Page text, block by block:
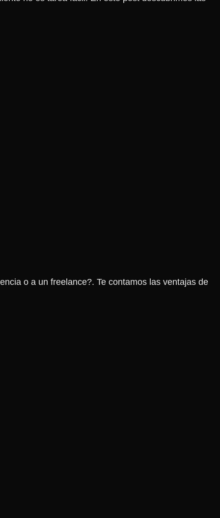
o a un freelance?. Te contamos las ventajas de